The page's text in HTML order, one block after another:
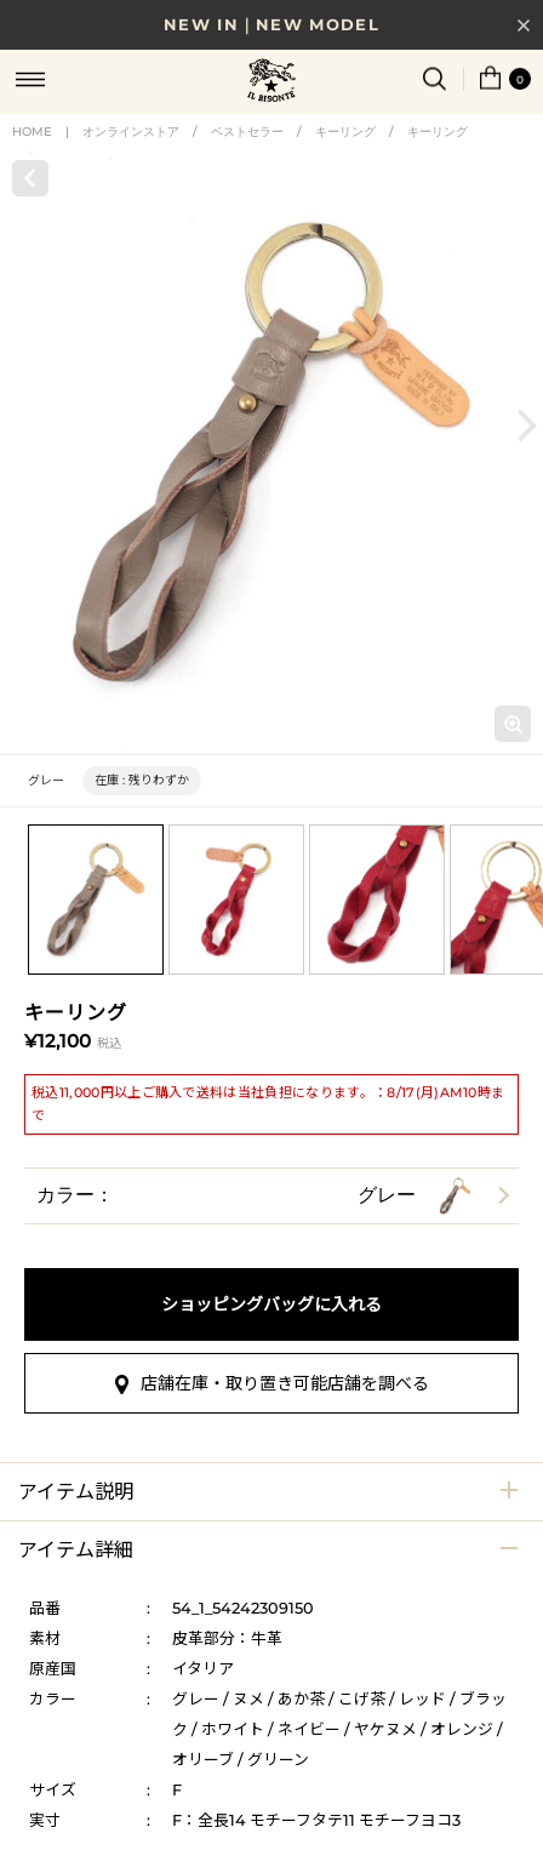
NEW IN｜NEW MODEL
8/17(月)10時まで｜税込11,000円以上で送料無料
贈る相手やシーンから選べる、新しいギフトガイド
0
HOME | オンラインストア / ベストセラー / キーリング / キーリング
キーリング
¥12,100 税込
税込11,000円以上ご購入で送料は当社負担になります。：8/17(月)AM10時ま
で
グレー 在庫 : 残りわずか
カラー： グレー
ショッピングバッグに入れる
店舗在庫・取り置き可能店舗を調べる
アイテム説明
アイテム詳細
品番 :
54_1_54242309150
素材
:
皮革部分：牛革
原産国
:
イタリア
カラー
:
グレー / ヌメ / あか茶 / こげ茶 / レッド / ブラッ
ク / ホワイト / ネイビー / ヤケヌメ / オレンジ /
オリーブ / グリーン
サイズ
:
F
実寸
: F：全長14 モチーフタテ11 モチーフヨコ3